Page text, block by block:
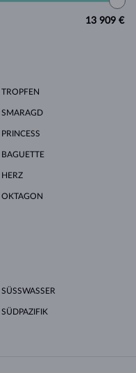
13 909 €
TROPFEN
SMARAGD
PRINCESS
BAGUETTE
HERZ
OKTAGON
SÜSSWASSER
SÜDPAZIFIK